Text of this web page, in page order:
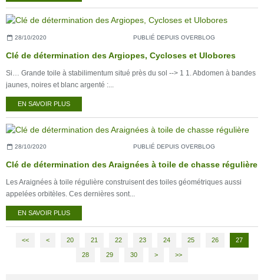
28/10/2020 PUBLIÉ DEPUIS OVERBLOG
Clé de détermination des Argiopes, Cycloses et Ulobores
Si… Grande toile à stabilimentum situé près du sol --> 1 1. Abdomen à bandes
jaunes, noires et blanc argenté :...
EN SAVOIR PLUS
28/10/2020 PUBLIÉ DEPUIS OVERBLOG
Clé de détermination des Araignées à toile de chasse régulière
Les Araignées à toile régulière construisent des toiles géométriques aussi
appelées orbitèles. Ces dernières sont...
EN SAVOIR PLUS
<< < 10
20 21 22 23 24 25 26 27
28 29 30 40
50
60
70
80
> >>